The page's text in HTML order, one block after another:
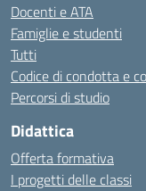
Docenti e ATA
Famiglie e studenti
Tutti
Codice di condotta e
Percorsi di studio
Didattica
Offerta formativa
I progetti delle classi